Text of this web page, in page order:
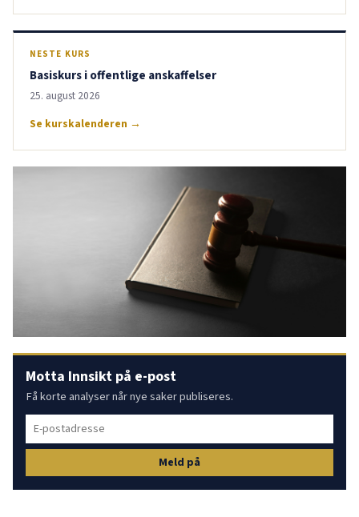
NESTE KURS
Basiskurs i offentlige anskaffelser
25. august 2026
Se kurskalenderen →
Motta Innsikt på e-post
Få korte analyser når nye saker publiseres.
Meld på